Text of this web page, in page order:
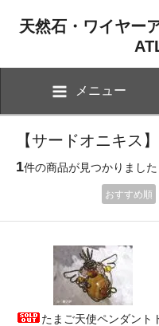
天然石・ワイヤー
メニュー
【サードオニキス
1件の商品が見つかりました
おすすめ順
たまご天使ペンダント